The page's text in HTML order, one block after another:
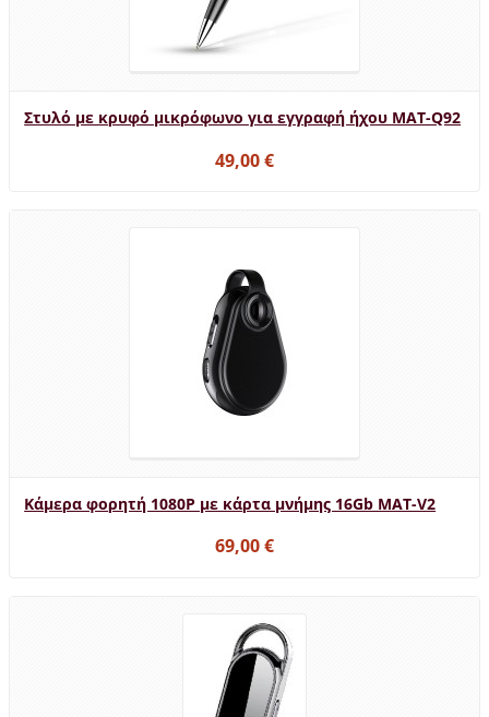
Στυλό με κρυφό μικρόφωνο για εγγραφή ήχου MAT-Q92
49,00 €
Κάμερα φορητή 1080P με κάρτα μνήμης 16Gb MAT-V2
69,00 €